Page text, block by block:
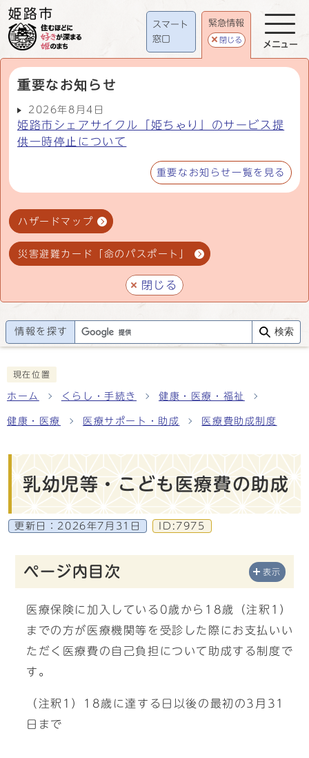
スマート
窓口
緊急情報
閉じる
重要なお知らせ
2026年8月4日
姫路市シェアサイクル「姫ちゃり」のサービス提
供一時停止について
重要なお知らせ一覧を見る
ハザードマップ
災害避難カード「命のパスポート」
閉じる
メニュー
情報を探す 検索
現在位置
ホーム くらし・手続き 健康・医療・福祉
健康・医療 医療サポート・助成 医療費助成制度
乳幼児等・こども医療費の助成
更新日： 2026年7月31日 ID:7975
ページ内目次 表示
医療保険に加入している0歳から18歳（注釈1）
までの方が医療機関等を受診した際にお支払いい
ただく医療費の自己負担について助成する制度で
す。
（注釈1）18歳に達する日以後の最初の3月31
日まで